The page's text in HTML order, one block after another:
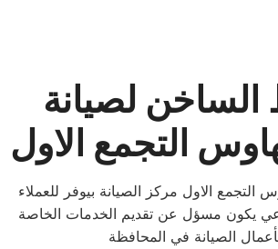
الساخن لصيانة
التجمع الاول
التجمع الاول مركز الصيانة بيوفر للعملاء
يكون مسؤل عن تقديم الخدمات الخاصة
الصيانة في المحافظة